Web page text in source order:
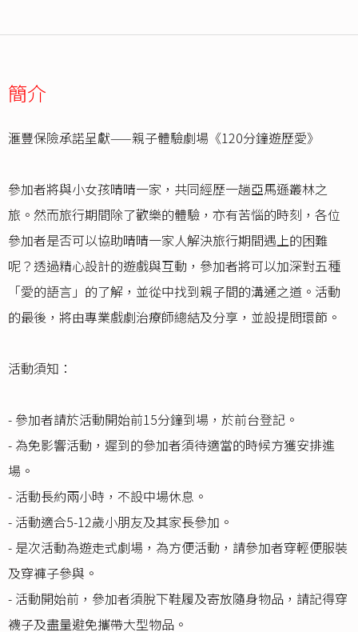
簡介
滙豐保險承諾呈獻——親子體驗劇場《120分鐘遊歷愛》
參加者將與小女孩晴晴一家，共同經歷一趟亞馬遜叢林之
旅。然而旅行期間除了歡樂的體驗，亦有苦惱的時刻，各位
參加者是否可以協助晴晴一家人解決旅行期間遇上的困難
呢？透過精心設計的遊戲與互動，參加者將可以加深對五種
「愛的語言」的了解，並從中找到親子間的溝通之道。活動
的最後，將由專業戲劇治療師總結及分享，並設提問環節。
活動須知：
- 參加者請於活動開始前15分鐘到場，於前台登記。
- 為免影響活動，遲到的參加者須待適當的時候方獲安排進
場。
- 活動長約兩小時，不設中場休息。
- 活動適合5-12歲小朋友及其家長參加。
- 是次活動為遊走式劇場，為方便活動，請參加者穿輕便服裝
及穿褲子參與。
- 活動開始前，參加者須脫下鞋履及寄放隨身物品，請記得穿
襪子及盡量避免攜帶大型物品。